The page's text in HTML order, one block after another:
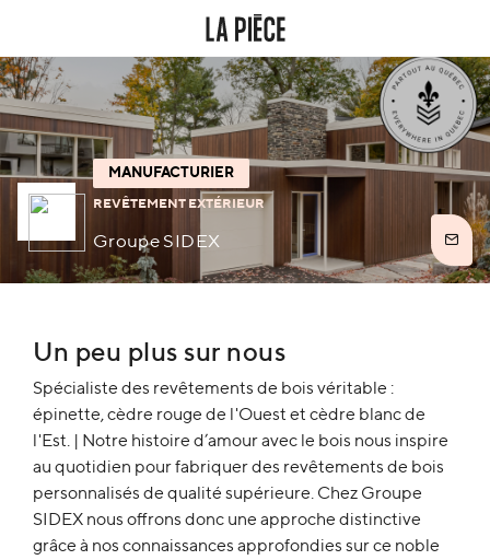
MANUFACTURIER
REVÊTEMENT EXTÉRIEUR
Groupe SIDEX
Un peu plus sur nous
Spécialiste des revêtements de bois véritable :
épinette, cèdre rouge de l'Ouest et cèdre blanc de
l'Est. | Notre histoire d’amour avec le bois nous inspire
au quotidien pour fabriquer des revêtements de bois
personnalisés de qualité supérieure. Chez Groupe
SIDEX nous offrons donc une approche distinctive
grâce à nos connaissances approfondies sur ce noble